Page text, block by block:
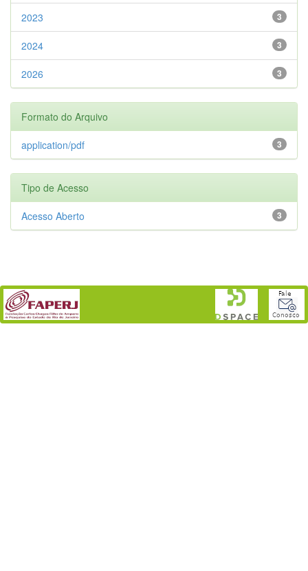
3
2023
3
2024
3
2026
Formato do Arquivo
3
application/pdf
Tipo de Acesso
3
Acesso Aberto